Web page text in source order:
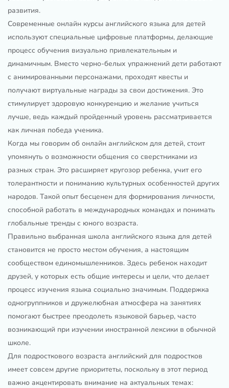
развития.
Современные онлайн курсы английского языка для детей
используют специальные цифровые платформы, делающие
процесс обучения визуально привлекательным и
динамичным. Вместо черно-белых упражнений дети работают
с анимированными персонажами, проходят квесты и
получают виртуальные награды за свои достижения. Это
стимулирует здоровую конкуренцию и желание учиться
лучше, ведь каждый пройденный уровень рассматривается
как личная победа ученика.
Когда мы говорим об онлайн английском для детей, стоит
упомянуть о возможности общения со сверстниками из
разных стран. Это расширяет кругозор ребенка, учит его
толерантности и пониманию культурных особенностей других
народов. Такой опыт бесценен для формирования личности,
способной работать в международных командах и понимать
глобальные тренды с юного возраста.
Правильно выбранная школа английского языка для детей
становится не просто местом обучения, а настоящим
сообществом единомышленников. Здесь ребенок находит
друзей, у которых есть общие интересы и цели, что делает
процесс изучения языка социально значимым. Поддержка
одногруппников и дружелюбная атмосфера на занятиях
помогают быстрее преодолеть языковой барьер, часто
возникающий при изучении иностранной лексики в обычной
школе.
Для подросткового возраста английский для подростков
имеет совсем другие приоритеты, поскольку в этот период
важно акцентировать внимание на актуальных темах: